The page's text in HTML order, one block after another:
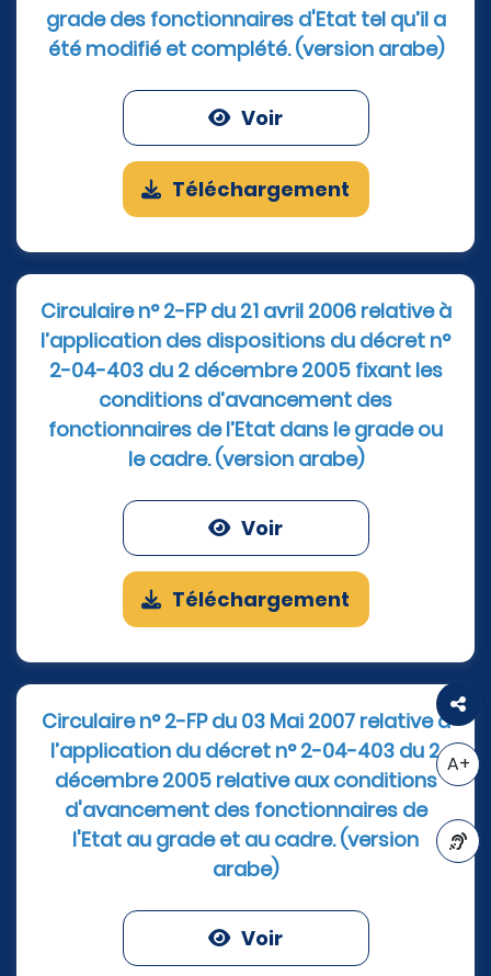
A+
grade des fonctionnaires d'Etat tel qu’il a
été modifié et complété. (version arabe)
Voir
Téléchargement
Circulaire n° 2-FP du 21 avril 2006 relative à
l’application des dispositions du décret n°
2-04-403 du 2 décembre 2005 fixant les
conditions d’avancement des
fonctionnaires de l’Etat dans le grade ou
le cadre. (version arabe)
Voir
Téléchargement
Circulaire n° 2-FP du 03 Mai 2007 relative à
l’application du décret n° 2-04-403 du 2
décembre 2005 relative aux conditions
d'avancement des fonctionnaires de
l'Etat au grade et au cadre. (version
arabe)
Voir